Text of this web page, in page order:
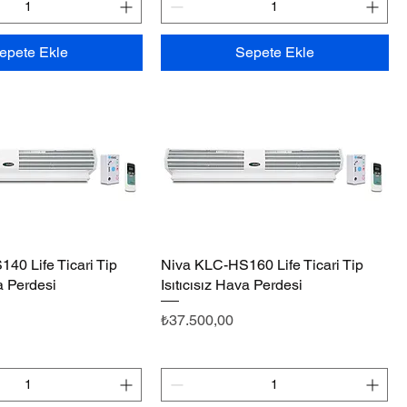
Ekle Sepete Ekle
Hızlı BakışLife Ticari Tip
Perdesi
Hızlı Bakış
Niva KLC-HS160 Life Ticari Tip
Isıtıcısız Hava Perdesi
Fiyat
₺37.500,00